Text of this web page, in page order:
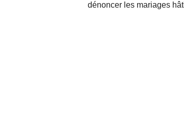
dénoncer les mariages